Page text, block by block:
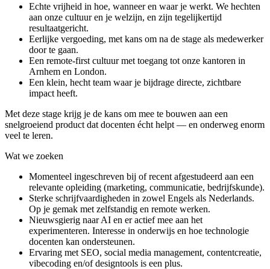
Echte vrijheid in hoe, wanneer en waar je werkt. We hechten
aan onze cultuur en je welzijn, en zijn tegelijkertijd
resultaatgericht.
Eerlijke vergoeding, met kans om na de stage als medewerker
door te gaan.
Een remote-first cultuur met toegang tot onze kantoren in
Arnhem en London.
Een klein, hecht team waar je bijdrage directe, zichtbare
impact heeft.
Met deze stage krijg je de kans om mee te bouwen aan een
snelgroeiend product dat docenten écht helpt — en onderweg enorm
veel te leren.
Wat we zoeken
Momenteel ingeschreven bij of recent afgestudeerd aan een
relevante opleiding (marketing, communicatie, bedrijfskunde).
Sterke schrijfvaardigheden in zowel Engels als Nederlands.
Op je gemak met zelfstandig en remote werken.
Nieuwsgierig naar AI en er actief mee aan het
experimenteren. Interesse in onderwijs en hoe technologie
docenten kan ondersteunen.
Ervaring met SEO, social media management, contentcreatie,
vibecoding en/of designtools is een plus.